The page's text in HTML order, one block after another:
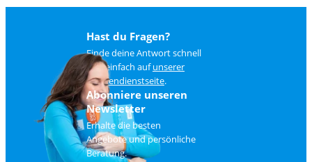
Hast du Fragen?
Finde deine Antwort schnell
und einfach aufunserer
Kundendienstseite.
Abonniere unseren
Newsletter
Erhalte die besten
Angebote und persönliche
Beratung.